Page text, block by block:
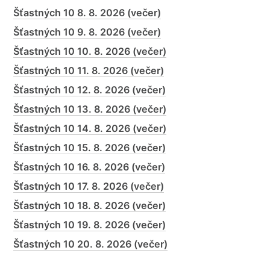
Šťastných 10 8. 8. 2026 (večer)
Šťastných 10 9. 8. 2026 (večer)
Šťastných 10 10. 8. 2026 (večer)
Šťastných 10 11. 8. 2026 (večer)
Šťastných 10 12. 8. 2026 (večer)
Šťastných 10 13. 8. 2026 (večer)
Šťastných 10 14. 8. 2026 (večer)
Šťastných 10 15. 8. 2026 (večer)
Šťastných 10 16. 8. 2026 (večer)
Šťastných 10 17. 8. 2026 (večer)
Šťastných 10 18. 8. 2026 (večer)
Šťastných 10 19. 8. 2026 (večer)
Šťastných 10 20. 8. 2026 (večer)